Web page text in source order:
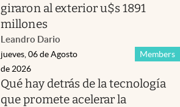
giraron al exterior u$s 1891
millones
Leandro Dario
Members
jueves, 06 de Agosto
de 2026
Qué hay detrás de la tecnología
que promete acelerar la